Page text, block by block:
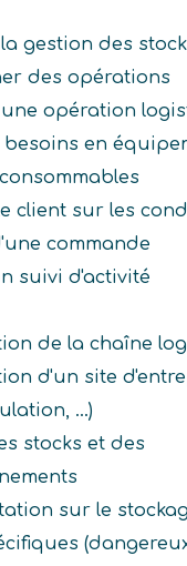
gestion des
des opérations
opération
besoins en
client sur les
commande
suivi d'activité
de la chaîne
d'un site
...)
stocks et des
sur le